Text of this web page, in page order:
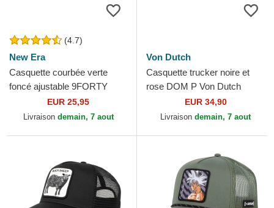
(4.7)
New Era
Casquette courbée verte
foncé ajustable 9FORTY
League Essential New York
Yankees MLB New Era
EUR 25,95
Livraison demain, 7 aout
Von Dutch
Casquette trucker noire et
rose DOM P Von Dutch
EUR 34,90
Livraison demain, 7 aout